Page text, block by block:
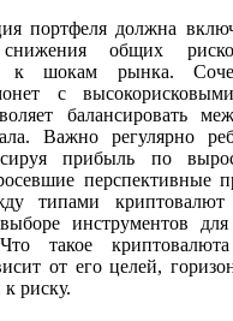
портфеля должна
общих
к шокам рынка.
с
балансировать
Важно регулярно
прибыль по
перспективные
типами криптовалют
инструментов для
такое
от его целей,
к риску.